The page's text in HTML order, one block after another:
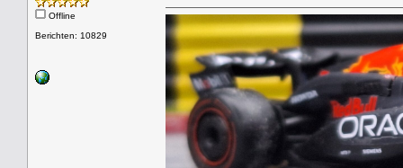
Offline
Berichten: 10829